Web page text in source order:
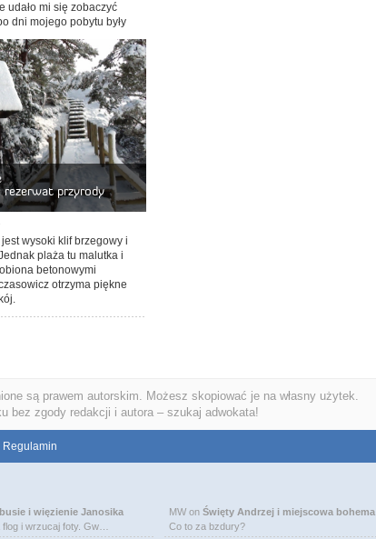
udało mi się zobaczyć
dni mojego pobytu były
przyrody
wysoki klif brzegowy i
plaża tu malutka i
betonowymi
otrzyma piękne
są prawem autorskim. Możesz skopiować je na własny użytek.
bez zgody redakcji i autora – szukaj adwokata!
Regulamin
i więzienie Janosika
i wrzucaj foty. Gw…
MW on Święty Andrzej i miejscowa bohema
Co to za bzdury?